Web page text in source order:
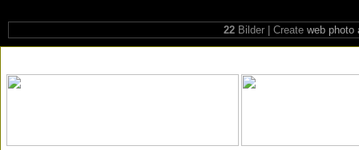
22Bilder | Create web photo